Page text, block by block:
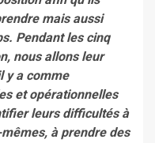
mais aussi
Pendant les cinq
nous allons leur
y a comme
et opérationnelles
leurs difficultés à
à prendre des